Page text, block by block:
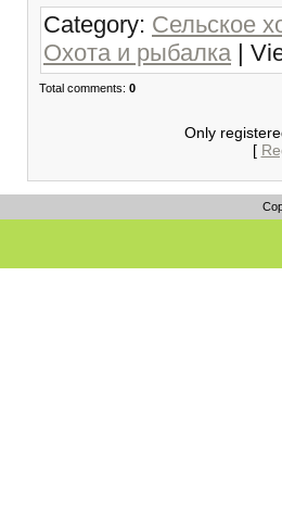
Category: Сельское
Охота и рыбалка |
Total comments: 0
Only
[